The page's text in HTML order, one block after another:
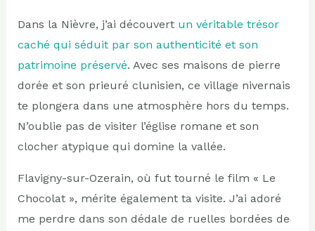
Dans la Nièvre, j’ai découvert un véritable trésor
caché qui séduit par son authenticité et son
patrimoine préservé. Avec ses maisons de pierre
dorée et son prieuré clunisien, ce village nivernais
te plongera dans une atmosphère hors du temps.
N’oublie pas de visiter l’église romane et son
clocher atypique qui domine la vallée.
Flavigny-sur-Ozerain, où fut tourné le film « Le
Chocolat », mérite également ta visite. J’ai adoré
me perdre dans son dédale de ruelles bordées de